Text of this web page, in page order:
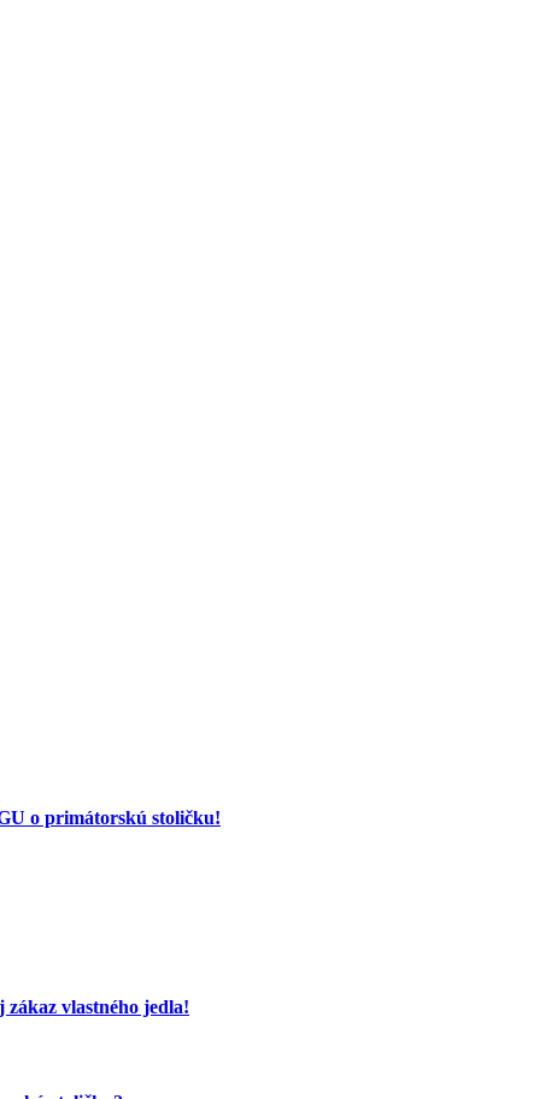
o primátorskú stoličku!
vlastného jedla!